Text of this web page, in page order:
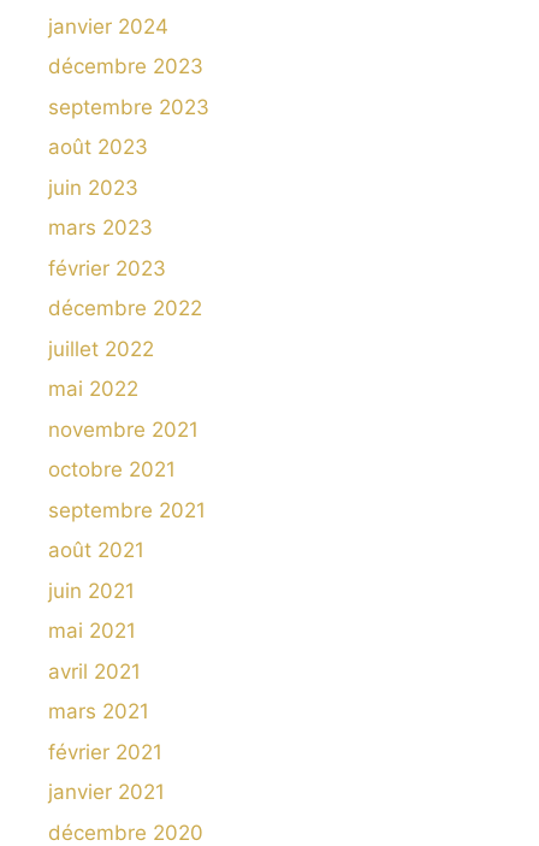
janvier 2024
décembre 2023
septembre 2023
août 2023
juin 2023
mars 2023
février 2023
décembre 2022
juillet 2022
mai 2022
novembre 2021
octobre 2021
septembre 2021
août 2021
juin 2021
mai 2021
avril 2021
mars 2021
février 2021
janvier 2021
décembre 2020